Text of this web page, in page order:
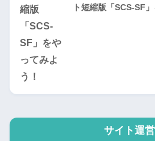
ト短縮版「SCS-SF
サイト運